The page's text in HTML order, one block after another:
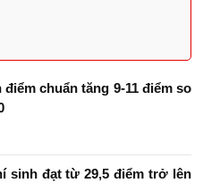
điểm chuẩn tăng 9-11 điểm so
sinh đạt từ 29,5 điểm trở lên